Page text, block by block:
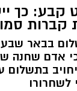
קבע: כך
בבאר
אדם שחנה
בתשלום
לשחרורו